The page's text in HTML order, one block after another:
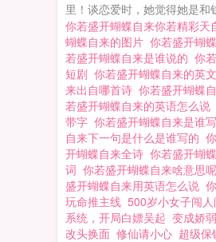
里！谈恋爱时，她觉得她是
你若盛开蝴蝶自来你若精彩天
蝴蝶自来的图片 你若盛开蝴
若盛开蝴蝶自来是谁说的 你
短剧 你若盛开蝴蝶自来的英文
来出自哪首诗 你若盛开蝴蝶
若盛开蝴蝶自来的英语怎么说
带字 你若盛开蝴蝶自来是谁
自来下一句是什么是谁写的
开蝴蝶自来全诗 你若盛开蝴
词 你若盛开蝴蝶自来啥意思呢
盛开蝴蝶自来用英语怎么说
玩命推主线 500岁小女子闯人
系统，开局白嫖吴起 变成娇
改头换面 修仙请小心 超级保